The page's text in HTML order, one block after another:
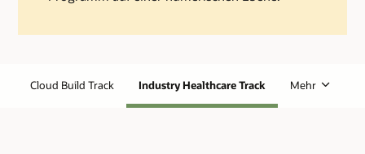
Cloud Build Track Industry Healthcare Track Mehr